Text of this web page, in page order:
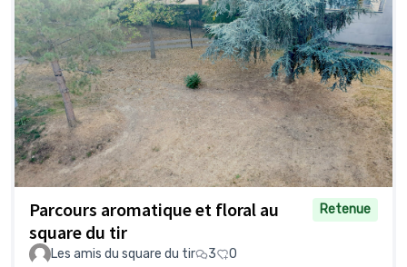
Parcours aromatique et floral au
square du tir
Retenue
Les amis du square du tir 3 0